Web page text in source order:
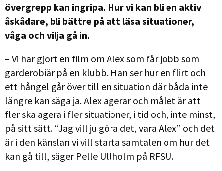
övergrepp kan ingripa. Hur vi kan bli en aktiv
åskådare, bli bättre på att läsa situationer,
våga och vilja gå in.
– Vi har gjort en film om Alex som får jobb som
garderobiär på en klubb. Han ser hur en flirt och
ett hångel går över till en situation där båda inte
längre kan säga ja. Alex agerar och målet är att
fler ska agera i fler situationer, i tid och, inte minst,
på sitt sätt. “Jag vill ju göra det, vara Alex” och det
är i den känslan vi vill starta samtalen om hur det
kan gå till, säger Pelle Ullholm på RFSU.